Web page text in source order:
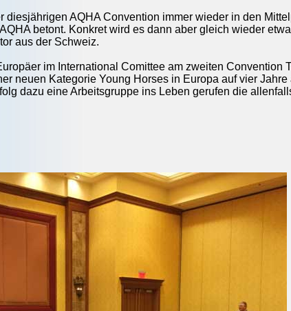
diesjährigen AQHA Convention immer wieder in den
betont. Konkret wird es dann aber gleich wieder
aus der Schweiz.
im International Comittee am zweiten Convention
neuen Kategorie Young Horses in Europa auf vier
dazu eine Arbeitsgruppe ins Leben gerufen die